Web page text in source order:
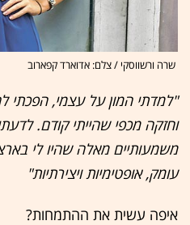
שרה ורשווסקי / צלם: אדוארד קפארוב
"למדתי המון על עצמי, הפכתי
וחזקה מכפי שהייתי קודם.
משמעותיים מאלה שהיו לי
עומק, אופטימיות ויצירתיות"
איפה עשית את ההתמחות?